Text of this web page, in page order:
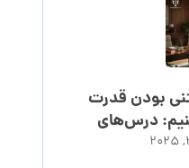
بودن قدرت
درس‌های